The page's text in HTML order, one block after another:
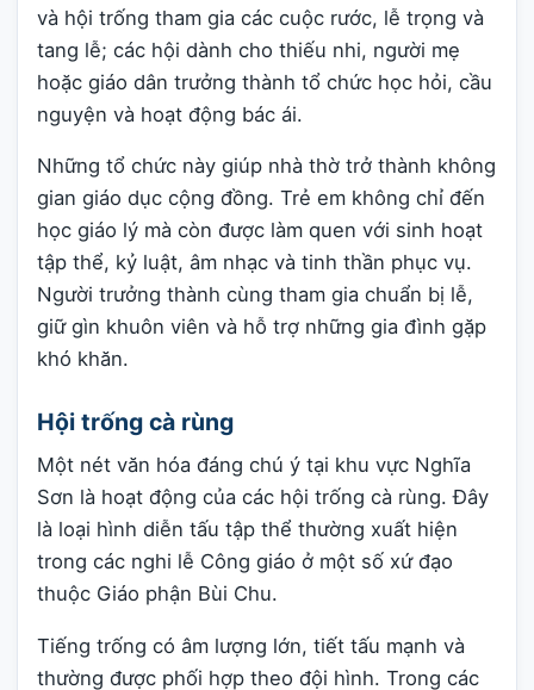
và hội trống tham gia các cuộc rước, lễ trọng và
tang lễ; các hội dành cho thiếu nhi, người mẹ
hoặc giáo dân trưởng thành tổ chức học hỏi, cầu
nguyện và hoạt động bác ái.
Những tổ chức này giúp nhà thờ trở thành không
gian giáo dục cộng đồng. Trẻ em không chỉ đến
học giáo lý mà còn được làm quen với sinh hoạt
tập thể, kỷ luật, âm nhạc và tinh thần phục vụ.
Người trưởng thành cùng tham gia chuẩn bị lễ,
giữ gìn khuôn viên và hỗ trợ những gia đình gặp
khó khăn.
Hội trống cà rùng
Một nét văn hóa đáng chú ý tại khu vực Nghĩa
Sơn là hoạt động của các hội trống cà rùng. Đây
là loại hình diễn tấu tập thể thường xuất hiện
trong các nghi lễ Công giáo ở một số xứ đạo
thuộc Giáo phận Bùi Chu.
Tiếng trống có âm lượng lớn, tiết tấu mạnh và
thường được phối hợp theo đội hình. Trong các